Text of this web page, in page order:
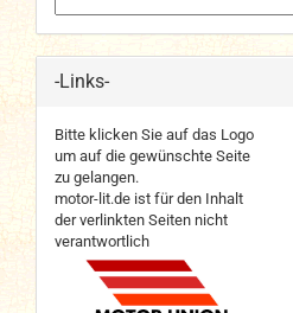
-Links-
Bitte klicken Sie auf das Logo
um auf die gewünschte Seite
zu gelangen.
motor-lit.de ist für den Inhalt
der verlinkten Seiten nicht
verantwortlich